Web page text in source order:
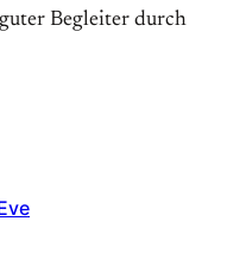
Begleiter durch